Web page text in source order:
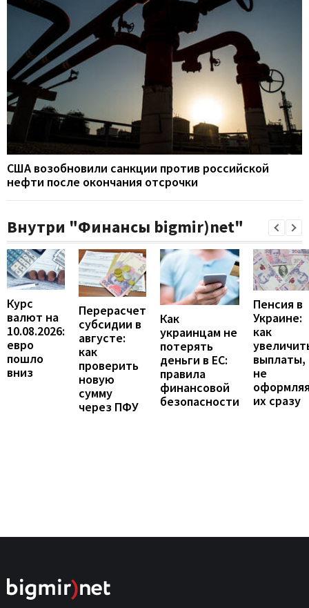
США возобновили санкции против российской
нефти после окончания отсрочки
Внутри "Финансы bigmir)net"
Курс
валют на
10.08.2026:
евро
пошло
вниз
Перерасчет
субсидии в
августе:
как
проверить
новую
сумму
через ПФУ
Как
украинцам не
потерять
деньги в ЕС:
правила
финансовой
безопасности
Пенсия в
Украине:
как
выплаты,
не
их сразу